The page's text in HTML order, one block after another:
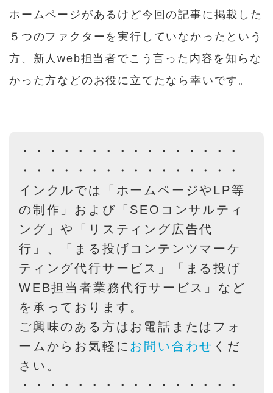
ホームページがあるけど今回の記事に掲載した
５つのファクターを実行していなかったという
方、新人web担当者でこう言った内容を知らな
かった方などのお役に立てたなら幸いです。
・・・・・・・・・・・・・・・・
・・・・・・・・・・・・・・・・
インクルでは「ホームページやLP等
の制作」および「SEOコンサルティ
ング」や「リスティング広告代
行」、「まる投げコンテンツマーケ
ティング代行サービス」「まる投げ
WEB担当者業務代行サービス」など
を承っております。
ご興味のある方はお電話またはフォ
ームからお気軽に お問い合わせ くだ
さい。
・・・・・・・・・・・・・・・・